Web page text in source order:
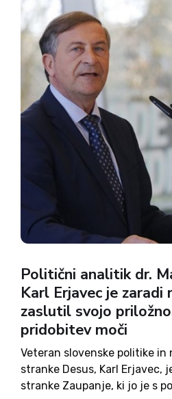
Politični analitik dr.
Karl Erjavec je
zaslutil svojo
pridobitev moči
Veteran slovenske politike in
stranke Desus, Karl Erjavec,
stranke Zaupanje, ki jo je s